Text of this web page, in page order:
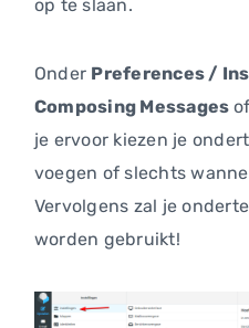
op te slaan.
Onder Preferences /
Composing Messages of
je ervoor kiezen je
voegen of slechts
Vervolgens zal je
worden gebruikt!